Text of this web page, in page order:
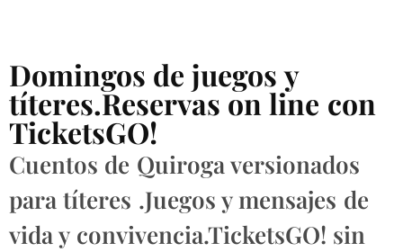
Domingos de juegos y
títeres.Reservas on line con
TicketsGO!
Cuentos de Quiroga versionados
para títeres .Juegos y mensajes de
vida y convivencia.TicketsGO! sin